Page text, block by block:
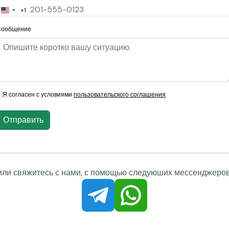
неоригинальный контент и исчезают. В результате
исполнителя.
United
+1
+1
Я согласен с условиями пользовательского соглашения.
Отправить
свяжитесь с нами, с помощью следуюших